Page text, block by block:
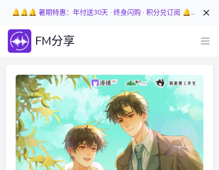
🔔🔔🔔 暑期特惠：年付送30天 · 终身闪购 · 积分兑订阅 🔔🔔🔔
FM分享